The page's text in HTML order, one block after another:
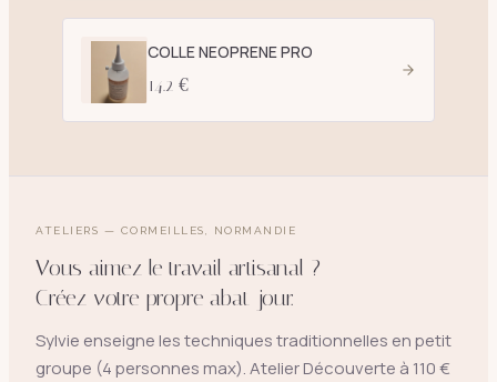
COLLE NEOPRENE PRO
14.2 €
ATELIERS — CORMEILLES, NORMANDIE
Vous aimez le travail artisanal ?
Créez votre propre abat-jour.
Sylvie enseigne les techniques traditionnelles en petit
groupe (4 personnes max). Atelier Découverte à 110 €